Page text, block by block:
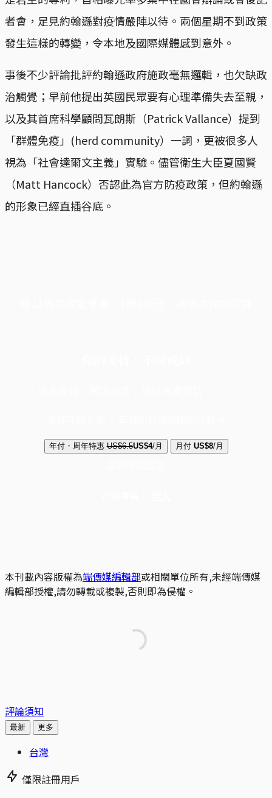
者會，足見約翰遜對疫情嚴陣以待。兩個星期不到政策
發生這樣的轉變，令本地及國際媒體感到意外。
事後不少評論批評約翰遜政府施政毫無邏輯，也欠缺政
治觸覺；早前他提出英國民眾要有心理準備失去至親，
以及其首席科學顧問瓦朗斯（Patrick Vallance）提到
「群體免疫」(herd community）一詞，更被很多人
視為「社會達爾文主義」實驗。儘管衛生大臣夏國賢
（Matt Hancock）否認此為官方防疫政策，但約翰遜
的形象已經直插谷底。
年付・周年特惠 US$6.5US$4/月 月付 US$8/月
本刊載內容版權為端傳媒編輯部或相關單位所有,未經端傳媒
編輯部授權,請勿轉載或複製,否則即為侵權。
評論須知
最新 更多
台灣
僅限註冊用戶